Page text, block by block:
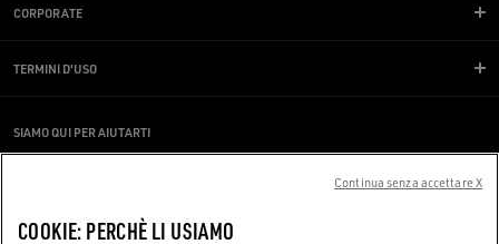
CORPORATE
TERMINI D'USO
SIAMO QUI PER AIUTARTI
Stai utilizzando uno screen reader e hai difficoltà?
COOKIE: PERCHÈ LI USIAMO
Continua senza accettare X